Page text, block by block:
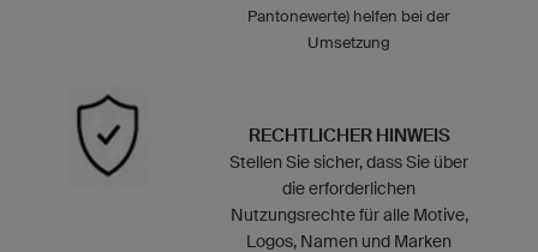
Pantonewerte) helfen bei der
Umsetzung
RECHTLICHER HINWEIS
Stellen Sie sicher, dass Sie über
die erforderlichen
Nutzungsrechte für alle Motive,
Logos, Namen und Marken